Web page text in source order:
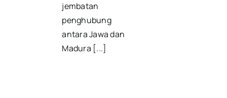
jembatan
penghubung
antara Jawa dan
Madura [...]